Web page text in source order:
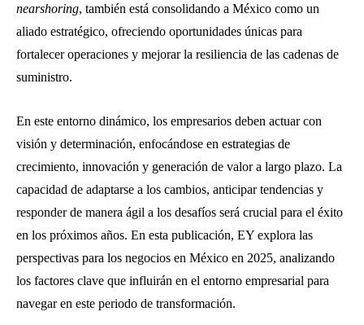
nearshoring, también está consolidando a México como un
aliado estratégico, ofreciendo oportunidades únicas para
fortalecer operaciones y mejorar la resiliencia de las cadenas de
suministro.
En este entorno dinámico, los empresarios deben actuar con
visión y determinación, enfocándose en estrategias de
crecimiento, innovación y generación de valor a largo plazo. La
capacidad de adaptarse a los cambios, anticipar tendencias y
responder de manera ágil a los desafíos será crucial para el éxito
en los próximos años. En esta publicación, EY explora las
perspectivas para los negocios en México en 2025, analizando
los factores clave que influirán en el entorno empresarial para
navegar en este periodo de transformación.